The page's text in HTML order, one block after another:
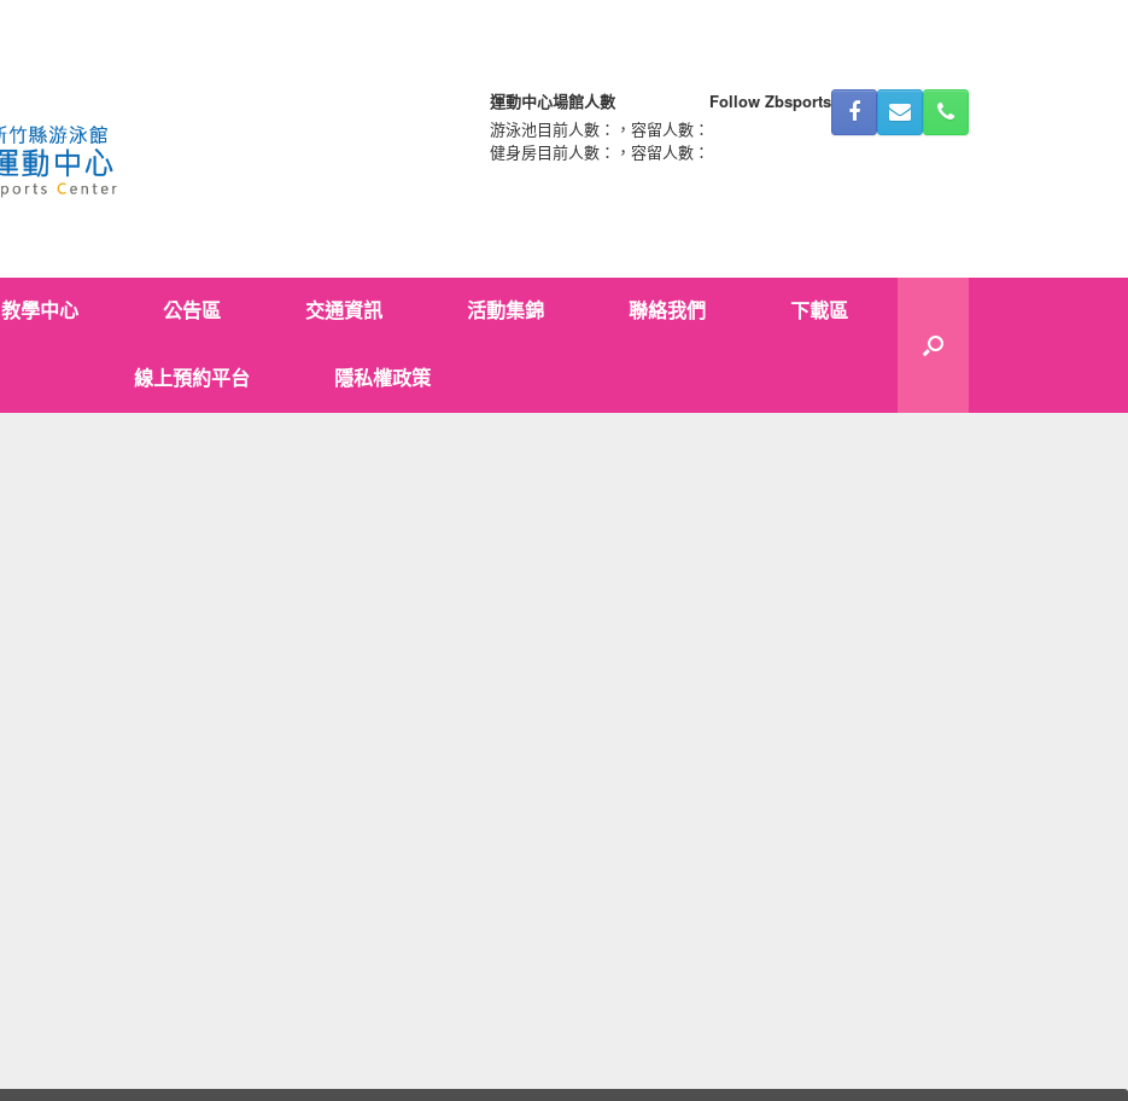
運動中心場館人數
游泳池目前人數：
，容留人數：
健身房目前人數：
，容留人數：
Follow Zbsports
教學中心 公告區 交通資訊 活動集錦 聯絡我們 下載區
線上預約平台 隱私權政策